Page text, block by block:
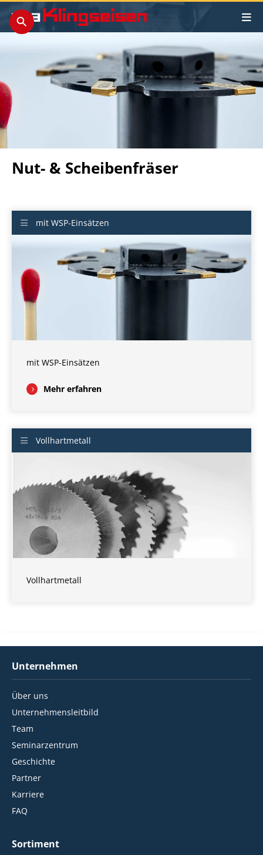
Nut- & Scheibenfräser
mit WSP-Einsätzen
mit WSP-Einsätzen
Mehr erfahren
Vollhartmetall
Vollhartmetall
Unternehmen
Über uns
Unternehmensleitbild
Team
Seminarzentrum
Geschichte
Partner
Karriere
FAQ
Sortiment